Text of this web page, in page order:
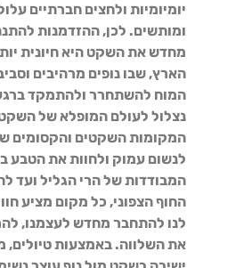
יומיומיות ולחצים חברתיים
ומותשים. לכן, ההזדמנות
מחדש את השקט היא חיונית
הארץ, שבו נופים מרהיבים
המוח להשתחרר ולהתמקד
נצלול לעולם המופלא של
המקומות השקטים והקסומים
לנשום עמוק ולחוות את הטבע
המבודדות של הרי הגליל ועד
החוף הצפוני, כל מקום מציע
לנו להתחבר מחדש לעצמנו,
את השלווה. באמצעות טיולים,